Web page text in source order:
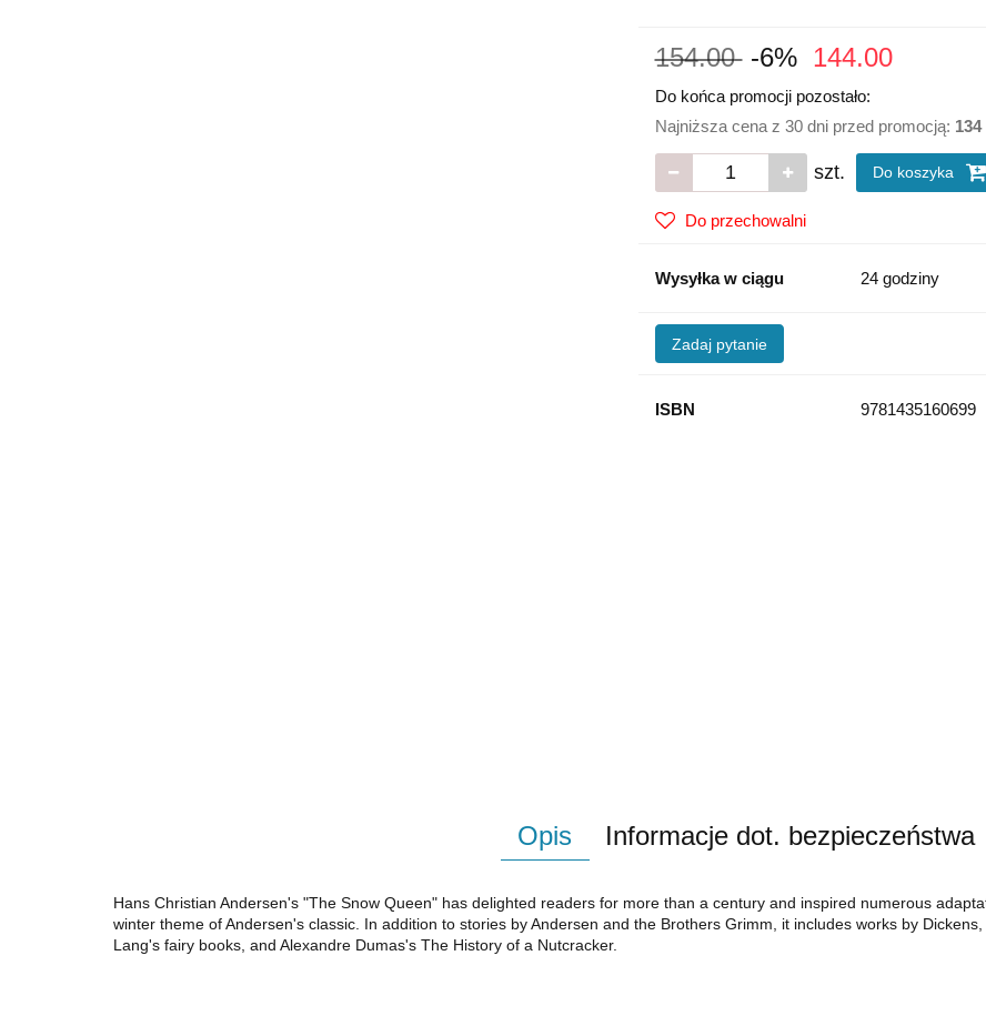
154.00 -6% 144.00
Do końca promocji pozostało:
Najniższa cena z 30 dni przed promocją: 134
szt. Do koszyka
Do przechowalni
Wysyłka w ciągu 24 godziny
Zadaj pytanie
ISBN 9781435160699
Opis Informacje dot. bezpieczeństwa
Hans Christian Andersen's "The Snow Queen" has delighted readers for more than a century and inspired numerous
winter theme of Andersen's classic. In addition to stories by Andersen and the Brothers Grimm, it includes works by
Lang's fairy books, and Alexandre Dumas's The History of a Nutcracker.